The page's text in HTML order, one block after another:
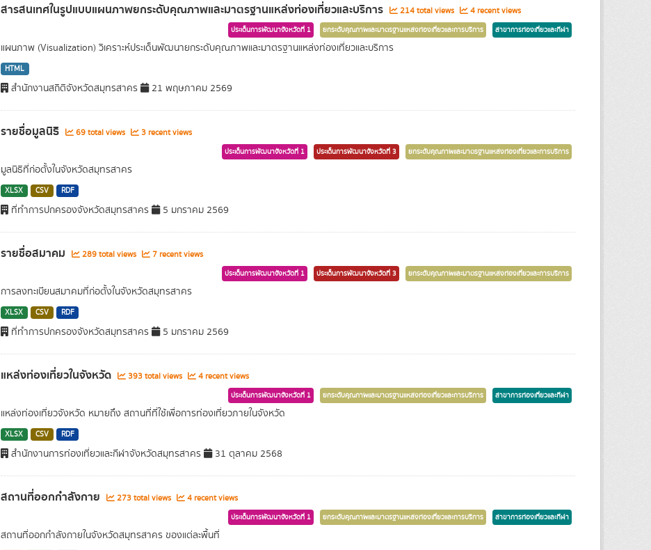
สารสนเทศในรูปแบบแผนภาพยกระดับคุณภาพและมาตรฐานแหล่งท่องเที่ยวและบริการ 214 total views 4 recent views
ประเด็นการพัฒนาจังหวัดที่ 1 ยกระดับคุณภาพและมาตรฐานแหล่งท่องเที่ยวและการบริการ สาขาการท่องเที่ยวและกีฬา
แผนภาพ (Visualization) วิเคราะห์ประเด็นพัฒนายกระดับคุณภาพและมาตรฐานแหล่งท่องเที่ยวและบริการ
HTML
สำนักงานสถิติจังหวัดสมุทรสาคร 21 พฤษภาคม 2569
รายชื่อมูลนิธิ 69 total views 3 recent views
ประเด็นการพัฒนาจังหวัดที่ 1 ประเด็นการพัฒนาจังหวัดที่ 3 ยกระดับคุณภาพและมาตรฐานแหล่งท่องเที่ยวและการบริการ
มูลนิธิที่ก่อตั้งในจังหวัดสมุทรสาคร
XLSX CSV RDF
ที่ทำการปกครองจังหวัดสมุทรสาคร 5 มกราคม 2569
รายชื่อสมาคม 289 total views 7 recent views
ประเด็นการพัฒนาจังหวัดที่ 1 ประเด็นการพัฒนาจังหวัดที่ 3 ยกระดับคุณภาพและมาตรฐานแหล่งท่องเที่ยวและการบริการ
การลงทะเบียนสมาคมที่ก่อตั้งในจังหวัดสมุทรสาคร
XLSX CSV RDF
ที่ทำการปกครองจังหวัดสมุทรสาคร 5 มกราคม 2569
แหล่งท่องเที่ยวในจังหวัด 393 total views 4 recent views
ประเด็นการพัฒนาจังหวัดที่ 1 ยกระดับคุณภาพและมาตรฐานแหล่งท่องเที่ยวและการบริการ สาขาการท่องเที่ยวและกีฬา
แหล่งท่องเที่ยวจังหวัด หมายถึง สถานที่ที่ใช้เพื่อการท่องเที่ยวภายในจังหวัด
XLSX CSV RDF
สำนักงานการท่องเที่ยวและกีฬาจังหวัดสมุทรสาคร 31 ตุลาคม 2568
สถานที่ออกกำลังกาย 273 total views 4 recent views
ประเด็นการพัฒนาจังหวัดที่ 1 ยกระดับคุณภาพและมาตรฐานแหล่งท่องเที่ยวและการบริการ สาขาการท่องเที่ยวและกีฬา
สถานที่ออกกำลังกายในจังหวัดสมุทรสาคร ของแต่ละพื้นที่